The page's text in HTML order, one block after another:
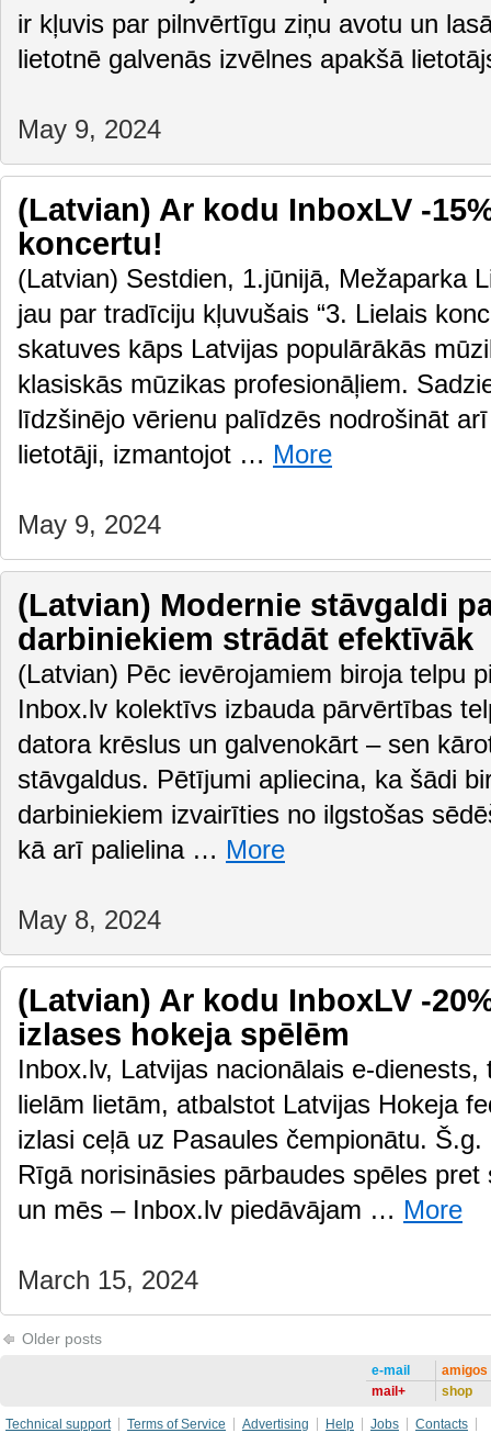
ir kļuvis par pilnvērtīgu ziņu avotu un
lietotnē galvenās izvēlnes apakšā
May 9, 2024
(Latvian) Ar kodu InboxLV -
koncertu!
(Latvian) Sestdien, 1.jūnijā, Mežaparka
jau par tradīciju kļuvušais “3. Lielais
skatuves kāps Latvijas populārākās
klasiskās mūzikas profesionāļiem.
līdzšinējo vērienu palīdzēs nodrošināt
lietotāji, izmantojot … More
May 9, 2024
(Latvian) Modernie stāvgaldi
darbiniekiem strādāt efektīvāk
(Latvian) Pēc ievērojamiem biroja telpu
Inbox.lv kolektīvs izbauda pārvērtības
datora krēslus un galvenokārt – sen
stāvgaldus. Pētījumi apliecina, ka šādi
darbiniekiem izvairīties no ilgstošas
kā arī palielina … More
May 8, 2024
(Latvian) Ar kodu InboxLV -
izlases hokeja spēlēm
Inbox.lv, Latvijas nacionālais e-
lielām lietām, atbalstot Latvijas Hokeja
izlasi ceļā uz Pasaules čempionātu.
Rīgā norisināsies pārbaudes spēles
un mēs – Inbox.lv piedāvājam … More
March 15, 2024
Older posts
e-mail
mail+
amigos
shop
Technical support Terms of Service Advertising Help Jobs
Contacts